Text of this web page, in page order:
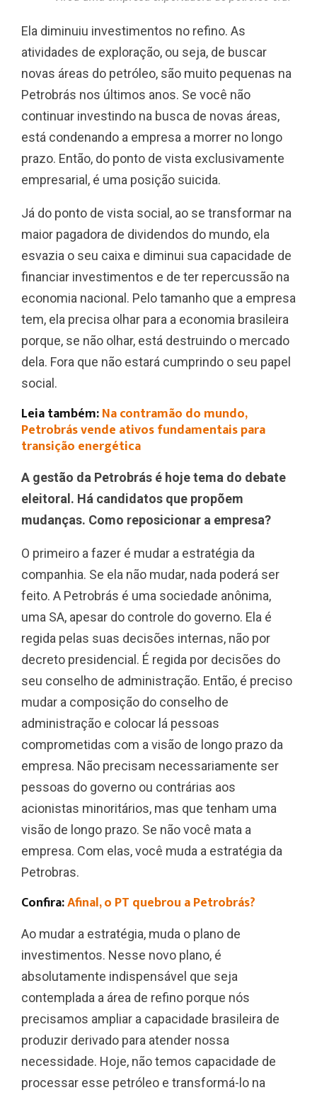
Ela diminuiu investimentos no refino. As
atividades de exploração, ou seja, de buscar
novas áreas do petróleo, são muito pequenas na
Petrobrás nos últimos anos. Se você não
continuar investindo na busca de novas áreas,
está condenando a empresa a morrer no longo
prazo. Então, do ponto de vista exclusivamente
empresarial, é uma posição suicida.
Já do ponto de vista social, ao se transformar na
maior pagadora de dividendos do mundo, ela
esvazia o seu caixa e diminui sua capacidade de
financiar investimentos e de ter repercussão na
economia nacional. Pelo tamanho que a empresa
tem, ela precisa olhar para a economia brasileira
porque, se não olhar, está destruindo o mercado
dela. Fora que não estará cumprindo o seu papel
social.
Leia também:Na contramão do mundo,
Petrobrás vende ativos fundamentais para
transição energética
A gestão da Petrobrás é hoje tema do debate
eleitoral. Há candidatos que propõem
mudanças. Como reposicionar a empresa?
O primeiro a fazer é mudar a estratégia da
companhia. Se ela não mudar, nada poderá ser
feito. A Petrobrás é uma sociedade anônima,
uma SA, apesar do controle do governo. Ela é
regida pelas suas decisões internas, não por
decreto presidencial. É regida por decisões do
seu conselho de administração. Então, é preciso
mudar a composição do conselho de
administração e colocar lá pessoas
comprometidas com a visão de longo prazo da
empresa. Não precisam necessariamente ser
pessoas do governo ou contrárias aos
acionistas minoritários, mas que tenham uma
visão de longo prazo. Se não você mata a
empresa. Com elas, você muda a estratégia da
Petrobras.
Confira:Afinal, o PT quebrou a Petrobrás?
Ao mudar a estratégia, muda o plano de
investimentos. Nesse novo plano, é
absolutamente indispensável que seja
contemplada a área de refino porque nós
precisamos ampliar a capacidade brasileira de
produzir derivado para atender nossa
necessidade. Hoje, não temos capacidade de
processar esse petróleo e transformá-lo na